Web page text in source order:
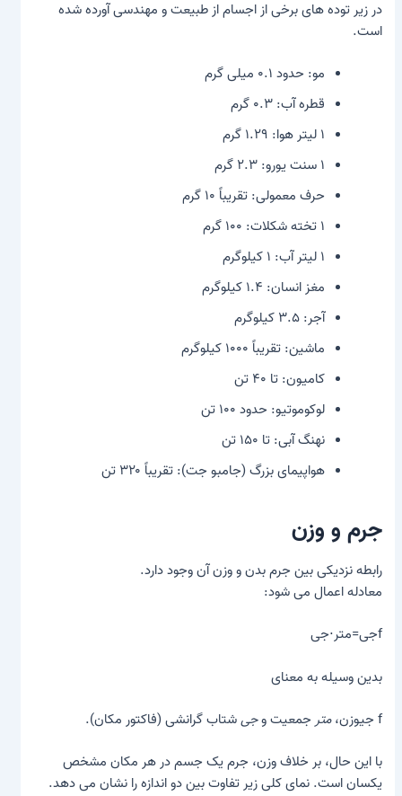
در زیر توده های برخی از اجسام از طبیعت و مهندسی آورده شده
است.
مو: حدود ۰.۱ میلی گرم
قطره آب: ۰.۳ گرم
۱ لیتر هوا: ۱.۲۹ گرم
۱ سنت یورو: ۲.۳ گرم
حرف معمولی: تقریباً ۱۰ گرم
۱ تخته شکلات: ۱۰۰ گرم
۱ لیتر آب: ۱ کیلوگرم
مغز انسان: ۱.۴ کیلوگرم
آجر: ۳.۵ کیلوگرم
ماشین: تقریباً ۱۰۰۰ کیلوگرم
کامیون: تا ۴۰ تن
لوکوموتیو: حدود ۱۰۰ تن
نهنگ آبی: تا ۱۵۰ تن
هواپیمای بزرگ (جامبو جت): تقریباً ۳۲۰ تن
جرم و وزن
رابطه نزدیکی بین جرم بدن و وزن آن وجود دارد.
معادله اعمال می شود:
fجی=متر⋅جی
بدین وسیله به معنای
f جیوزن،
مترجمعیت وجیشتاب گرانشی (فاکتور مکان).
با این حال، بر خلاف وزن، جرم یک جسم در هر مکان مشخص
یکسان است. نمای کلی زیر تفاوت بین دو اندازه را نشان می دهد.